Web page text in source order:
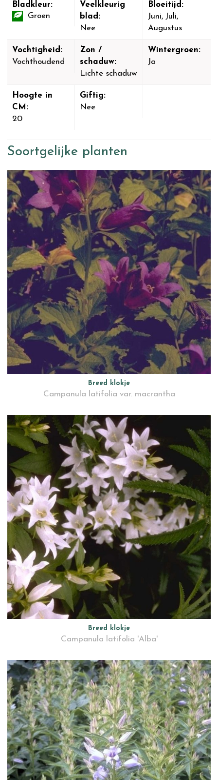
Bladkleur:
Groen
Veelkleurig
blad:
Nee
Bloeitijd:
Juni, Juli,
Augustus
Vochtigheid:
Vochthoudend
Zon /
schaduw:
Lichte schaduw
Wintergroen:
Ja
Hoogte in
CM:
20
Giftig:
Nee
Soortgelijke planten
Breed klokje
Campanula latifolia var. macrantha
Breed klokje
Campanula latifolia 'Alba'